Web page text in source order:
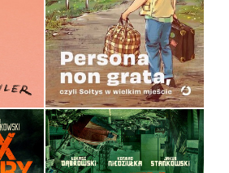
LUBELSZCZYZNY
OPRAWA MIĘKKA
49,99 ZŁ